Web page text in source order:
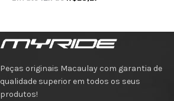
Peças originais Macaulay com garantia de
qualidade superior em todos os seus
produtos!